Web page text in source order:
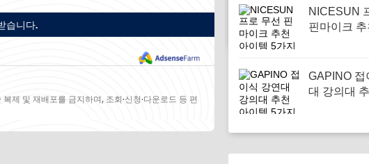
습니다.
제 및 재배포를 금지하며, 조회·신청·다운로드 등 편
NICESUN
핀마이크
GAPINO 접
대 강의대